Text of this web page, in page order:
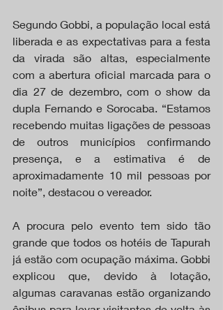
Segundo Gobbi, a população local está
liberada e as expectativas para a festa
da virada são altas, especialmente
com a abertura oficial marcada para o
dia 27 de dezembro, com o show da
dupla Fernando e Sorocaba. “Estamos
recebendo muitas ligações de pessoas
de outros municípios confirmando
presença, e a estimativa é de
aproximadamente 10 mil pessoas por
noite”, destacou o vereador.
A procura pelo evento tem sido tão
grande que todos os hotéis de Tapurah
já estão com ocupação máxima. Gobbi
explicou que, devido à lotação,
algumas caravanas estão organizando